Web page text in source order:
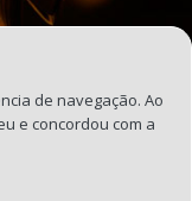
de navegação. Ao
e concordou com a